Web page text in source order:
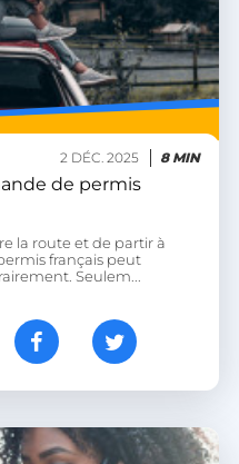
2 DÉC. 2025 8 MIN
de permis
la route et de partir à
français peut
Seulem...
On Direct Business
Services Limited
.accounts.livechatinc.com
.heyme.care
worldpass.heyme.care
accounts.livechatinc.com
CookieScript
.heyme.care